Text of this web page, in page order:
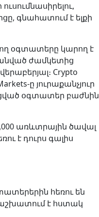
գնահատում է ելքի
օգտատերը կարող է
ժամկետից
Crypto
ը յուրաքանչյուր
օգտատեր բաժնին
առևտրային ծավալ
է դուրս գալիս
հեռու են
է հստակ